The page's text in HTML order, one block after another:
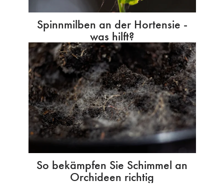
Spinnmilben an der Hortensie -
was hilft?
So bekämpfen Sie Schimmel an
Orchideen richtig